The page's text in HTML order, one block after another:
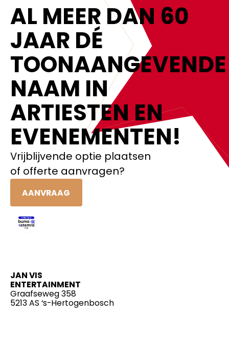
AL MEER DAN 60
JAAR DÉ
TOONAANGEVENDE
NAAM IN
ARTIESTEN EN
EVENEMENTEN!‍
Vrijblijvende optie plaatsen
of offerte aanvragen?
AANVRAAG
JAN VIS
ENTERTAINMENT
Graafseweg 358
5213 AS ‘s-Hertogenbosch